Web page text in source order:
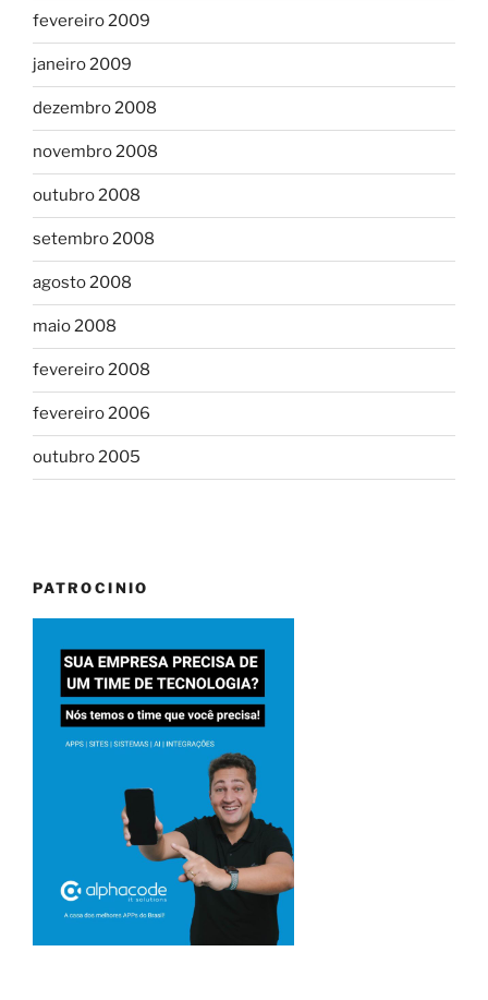
fevereiro 2009
janeiro 2009
dezembro 2008
novembro 2008
outubro 2008
setembro 2008
agosto 2008
maio 2008
fevereiro 2008
fevereiro 2006
outubro 2005
PATROCINIO